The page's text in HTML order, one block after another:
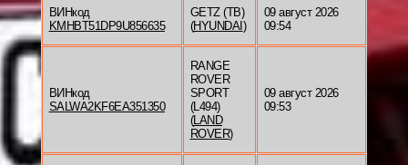
ВИНкод
KMHBT51DP9U856635
GETZ (TB)
(HYUNDAI )
09 август 2026
09:54
ВИНкод
SALWA2KF6EA351350
RANGE
ROVER
SPORT
(L494)
(LAND
ROVER)
09 август 2026
09:53